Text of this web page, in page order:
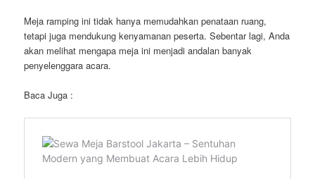
Meja ramping ini tidak hanya memudahkan penataan ruang,
tetapi juga mendukung kenyamanan peserta. Sebentar lagi, Anda
akan melihat mengapa meja ini menjadi andalan banyak
penyelenggara acara.
Baca Juga :